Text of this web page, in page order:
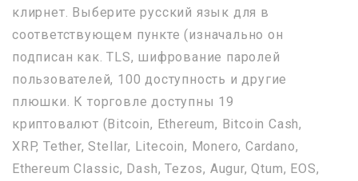
клирнет. Выберите русский язык для в
соответствующем пункте (изначально он
подписан как. TLS, шифрование паролей
пользователей, 100 доступность и другие
плюшки. К торговле доступны 19
криптовалют (Bitcoin, Ethereum, Bitcoin Cash,
XRP, Tether, Stellar, Litecoin, Monero, Cardano,
Ethereum Classic, Dash, Tezos, Augur, Qtum, EOS,